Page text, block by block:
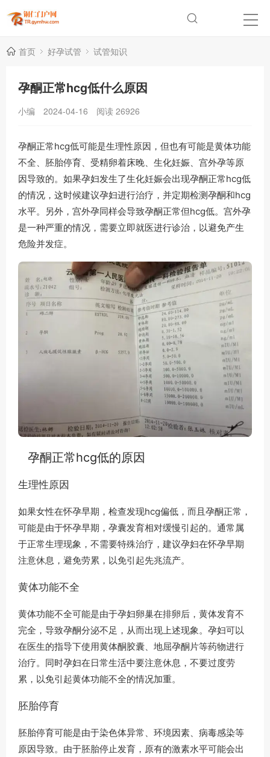
首页 好孕试管 试管知识
孕酮正常hcg低什么原因
小编 2024-04-16 阅读 26926
孕酮正常hcg低可能是生理性原因，但也有可能是黄体功能
不全、胚胎停育、受精卵着床晚、生化妊娠、宫外孕等原
因导致的。如果孕妇发生了生化妊娠会出现孕酮正常hcg低
的情况，这时候建议孕妇进行治疗，并定期检测孕酮和hcg
水平。另外，宫外孕同样会导致孕酮正常但hcg低。宫外孕
是一种严重的情况，需要立即就医进行诊治，以避免产生
危险并发症。
孕酮正常hcg低的原因
生理性原因
如果女性在怀孕早期，检查发现hcg偏低，而且孕酮正常，
可能是由于怀孕早期，孕囊发育相对缓慢引起的。通常属
于正常生理现象，不需要特殊治疗，建议孕妇在怀孕早期
注意休息，避免劳累，以免引起先兆流产。
黄体功能不全
黄体功能不全可能是由于孕妇卵巢在排卵后，黄体发育不
完全，导致孕酮分泌不足，从而出现上述现象。孕妇可以
在医生的指导下使用黄体酮胶囊、地屈孕酮片等药物进行
治疗。同时孕妇在日常生活中要注意休息，不要过度劳
累，以免引起黄体功能不全的情况加重。
胚胎停育
胚胎停育可能是由于染色体异常、环境因素、病毒感染等
原因导致。由于胚胎停止发育，原有的激素水平可能会出